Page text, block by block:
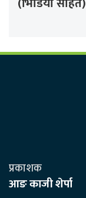
प्रकाशक
आङ काजी शेर्पा